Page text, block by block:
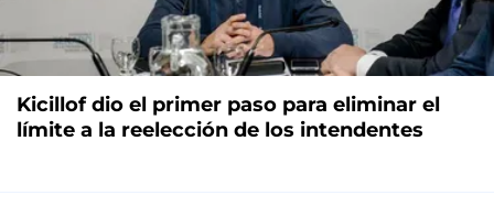
Kicillof dio el primer paso para eliminar el
límite a la reelección de los intendentes